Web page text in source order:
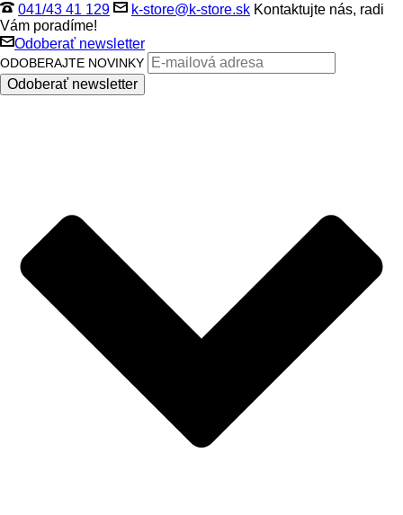
041/43 41 129 k-store@k-store.sk Kontaktujte nás, radi
Vám poradíme!
Odoberať newsletter
ODOBERAJTE NOVINKY